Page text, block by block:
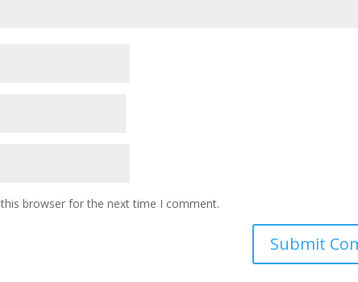
browser for the next time I comment.